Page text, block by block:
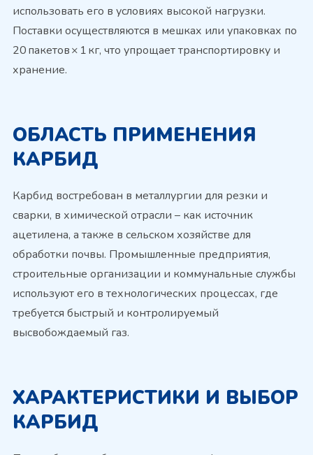
использовать его в условиях высокой нагрузки.
Поставки осуществляются в мешках или упаковках по
20 пакетов × 1 кг, что упрощает транспортировку и
хранение.
ОБЛАСТЬ ПРИМЕНЕНИЯ
КАРБИД
Карбид востребован в металлургии для резки и
сварки, в химической отрасли – как источник
ацетилена, а также в сельском хозяйстве для
обработки почвы. Промышленные предприятия,
строительные организации и коммунальные службы
используют его в технологических процессах, где
требуется быстрый и контролируемый
высвобождаемый газ.
ХАРАКТЕРИСТИКИ И ВЫБОР
КАРБИД